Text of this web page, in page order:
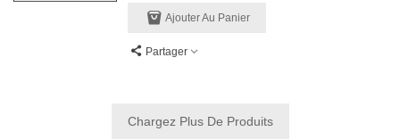
Ajouter Au Panier
Partager
Chargez Plus De Produits